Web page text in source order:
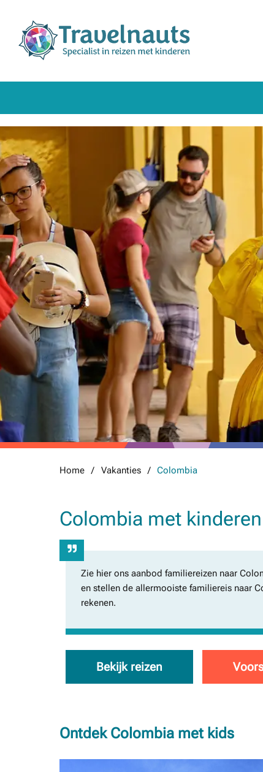
Home Vakanties Colombia
Colombia met kinderen
Zie hier ons aanbod familiereizen naar
en stellen de allermooiste familiereis naar
rekenen.
Bekijk reizen
Ontdek Colombia met kids